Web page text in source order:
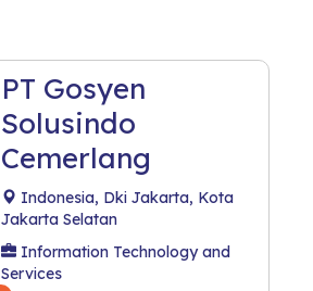
PT Gosyen
Solusindo
Cemerlang
Indonesia, Dki Jakarta, Kota
Jakarta Selatan
Information Technology and
Services